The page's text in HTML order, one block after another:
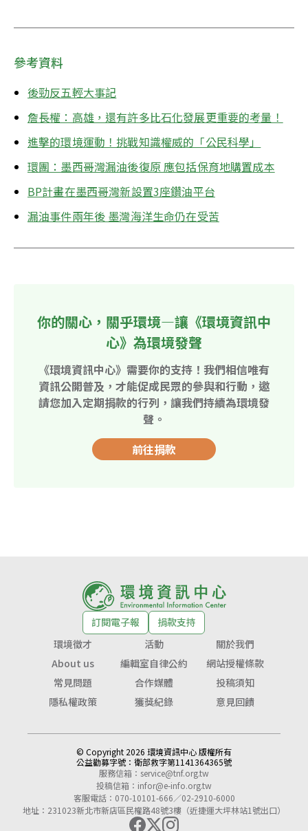
參考資料
後勁反五輕大事記
詹長權：高雄，還有許多比石化發展更重要的考量！
進擊的環境運動！挑戰知識權威的「公民科學」
環團：墨西哥灣漏油後復原 應包括保育地購置成本
BP計畫在墨西哥灣新設置3座鑽油平台
漏油事件兩年後 墨灣海洋生命仍在受苦
你的關心，關乎環境—讓《環境資訊中
心》為環境發聲
《環境資訊中心》需要你的支持！我們相信唯有
資訊公開普及，才能促成民眾的參與和行動，邀
請您加入定期捐款的行列，讓我們持續為環境發
聲。
前往捐款
訂閱電子報
捐款支持
環境徵才
活動
關於我們
About us
編輯室自律公約
網站授權條款
常見問題
合作媒體
投稿須知
隱私權政策
獲獎紀錄 意見回饋
© Copyright 2026 環境資訊中心 版權所有
公益勸募字號： 衛部救字第1141364365號
服務信箱： service@tnf.org.tw
投稿信箱： infor@e-info.org.tw
客服電話：070-10101-666／02-2910-6000
地址：231023新北市新店區民權路48號3樓（近捷運大坪林站1號出口）